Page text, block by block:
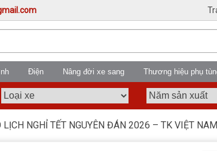
Điện Nâng đời xe sang Thương hiệu phụ
LỊCH NGHỈ TẾT NGUYÊN ĐÁN 2026 – TK VIỆT NAM